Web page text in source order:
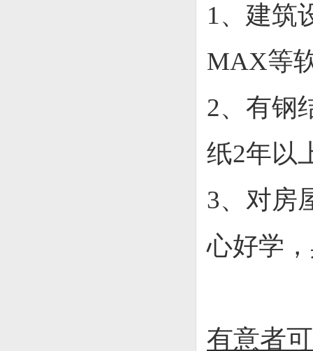
1、 建筑
MAX等
2、 有钢
纸2年以
3、 对房
心好学
有意者